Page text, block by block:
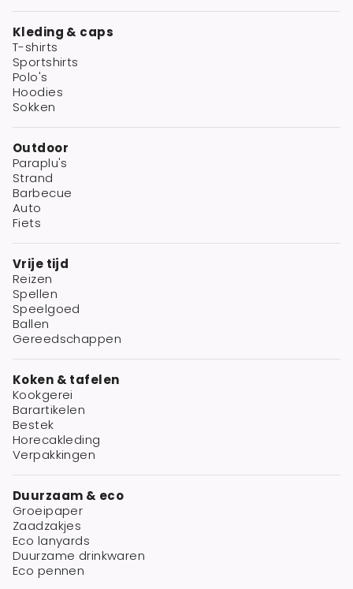
Kleding & caps
T-shirts
Sportshirts
Polo's
Hoodies
Sokken
Outdoor
Paraplu's
Strand
Barbecue
Auto
Fiets
Vrije tijd
Reizen
Spellen
Speelgoed
Ballen
Gereedschappen
Koken & tafelen
Kookgerei
Barartikelen
Bestek
Horecakleding
Verpakkingen
Duurzaam & eco
Groeipaper
Zaadzakjes
Eco lanyards
Duurzame drinkwaren
Eco pennen